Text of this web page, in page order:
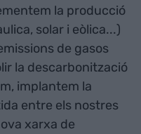
la producció
solar i eòlica...)
de gasos
la descarbonització
implantem la
entre els nostres
xarxa de